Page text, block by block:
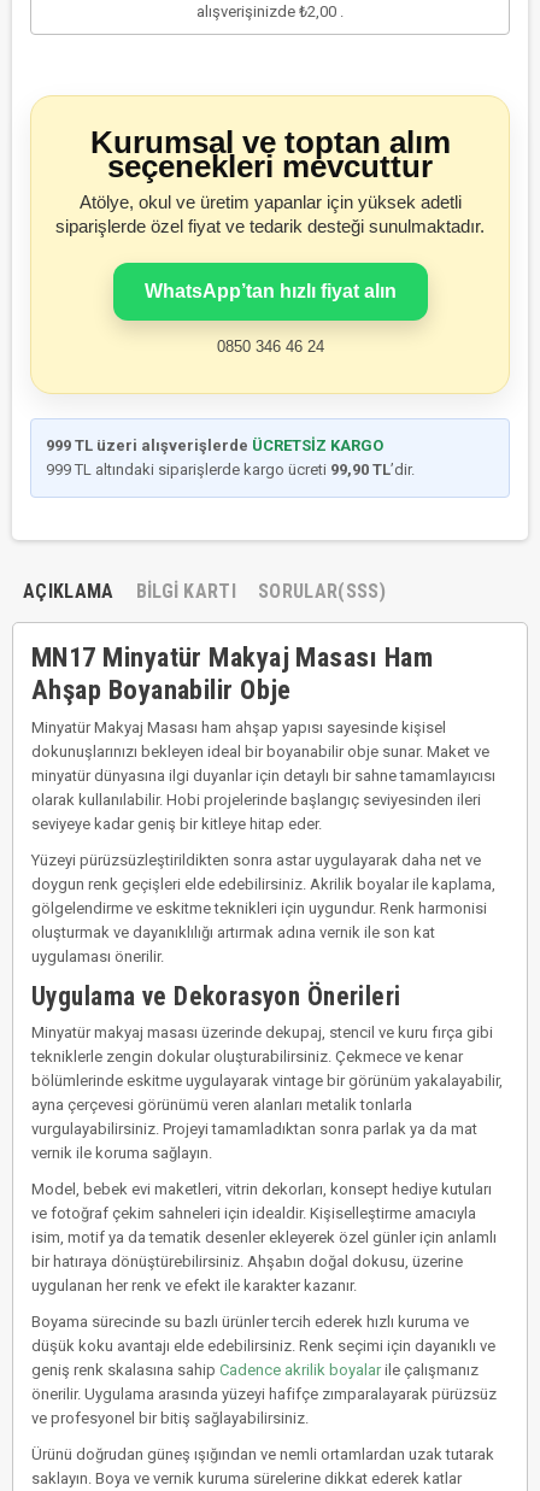
alışverişinizde ₺2,00
Kurumsal ve toptan alım
seçenekleri mevcuttur
Atölye, okul ve üretim yapanlar için yüksek adetli
siparişlerde özel fiyat ve tedarik desteği sunulmaktadır.
WhatsApp’tan hızlı fiyat alın
0850 346 46 24
999 TL üzeri alışverişlerde ÜCRETSİZ KARGO
999 TL altındaki siparişlerde kargo ücreti 99,90 TL’dir.
AÇIKLAMA BILGI KARTI SORULAR(SSS)
MN17 Minyatür Makyaj Masası Ham
Ahşap Boyanabilir Obje
Minyatür Makyaj Masası ham ahşap yapısı sayesinde kişisel
dokunuşlarınızı bekleyen ideal bir boyanabilir obje sunar. Maket ve
minyatür dünyasına ilgi duyanlar için detaylı bir sahne tamamlayıcısı
olarak kullanılabilir. Hobi projelerinde başlangıç seviyesinden ileri
seviyeye kadar geniş bir kitleye hitap eder.
Yüzeyi pürüzsüzleştirildikten sonra astar uygulayarak daha net ve
doygun renk geçişleri elde edebilirsiniz. Akrilik boyalar ile kaplama,
gölgelendirme ve eskitme teknikleri için uygundur. Renk harmonisi
oluşturmak ve dayanıklılığı artırmak adına vernik ile son kat
uygulaması önerilir.
Uygulama ve Dekorasyon Önerileri
Minyatür makyaj masası üzerinde dekupaj, stencil ve kuru fırça gibi
tekniklerle zengin dokular oluşturabilirsiniz. Çekmece ve kenar
bölümlerinde eskitme uygulayarak vintage bir görünüm yakalayabilir,
ayna çerçevesi görünümü veren alanları metalik tonlarla
vurgulayabilirsiniz. Projeyi tamamladıktan sonra parlak ya da mat
vernik ile koruma sağlayın.
Model, bebek evi maketleri, vitrin dekorları, konsept hediye kutuları
ve fotoğraf çekim sahneleri için idealdir. Kişiselleştirme amacıyla
isim, motif ya da tematik desenler ekleyerek özel günler için anlamlı
bir hatıraya dönüştürebilirsiniz. Ahşabın doğal dokusu, üzerine
uygulanan her renk ve efekt ile karakter kazanır.
Boyama sürecinde su bazlı ürünler tercih ederek hızlı kuruma ve
düşük koku avantajı elde edebilirsiniz. Renk seçimi için dayanıklı ve
geniş renk skalasına sahip Cadence akrilik boyalarile çalışmanız
önerilir. Uygulama arasında yüzeyi hafifçe zımparalayarak pürüzsüz
ve profesyonel bir bitiş sağlayabilirsiniz.
Ürünü doğrudan güneş ışığından ve nemli ortamlardan uzak tutarak
saklayın. Boya ve vernik kuruma sürelerine dikkat ederek katlar